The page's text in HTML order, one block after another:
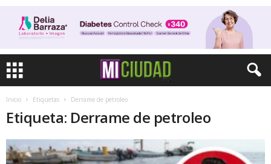
Inicio Etiquetas Derrame de petroleo
Etiqueta: Derrame de petroleo